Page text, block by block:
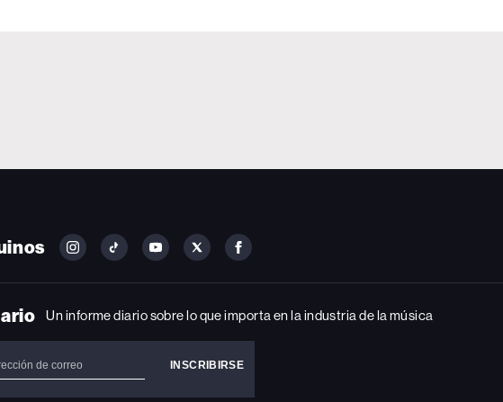
FOLLOW
ON
FOLLOW
ON
FOLLOW
ON
FOLLOW
ON
FOLLOW
ON
Un informe diario sobre lo que importa en la industria de la música